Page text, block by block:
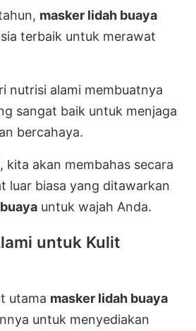
masker lidah buaya
terbaik untuk merawat
nutrisi alami membuatnya
sangat baik untuk menjaga
bercahaya.
kita akan membahas secara
luar biasa yang ditawarkan
untuk wajah Anda.
untuk Kulit
utama masker lidah buaya
untuk menyediakan